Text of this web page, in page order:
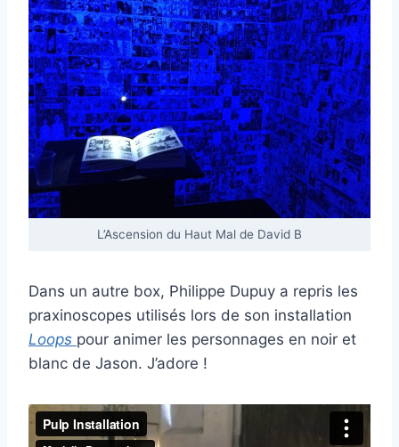
L’Ascension du Haut Mal de David B
Dans un autre box, Philippe Dupuy a repris les
praxinoscopes utilisés lors de son installation
Loops pour animer les personnages en noir et
blanc de Jason. J’adore !